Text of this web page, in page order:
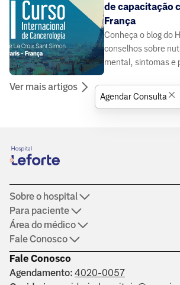
de capacitação
França
Conheça o blog do
conselhos sobre
mental, sintomas e
especialistas da
Ver mais artigos
Fale Conosco
Agendamento: 4020-0057
Sobre o hospital
Para paciente
Área do médico
Fale Conosco
Agendar Consulta